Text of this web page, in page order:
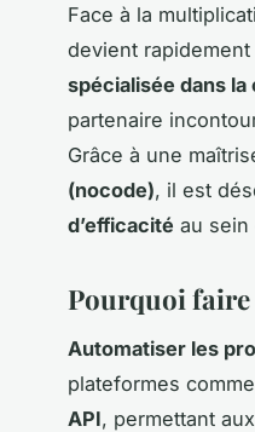
Face à la
devient
spécialisée dans
partenaire
Grâce à une
(nocode), il est
d’efficacité au sein
Pourquoi faire
Automatiser les
plateformes comme
API, permettant